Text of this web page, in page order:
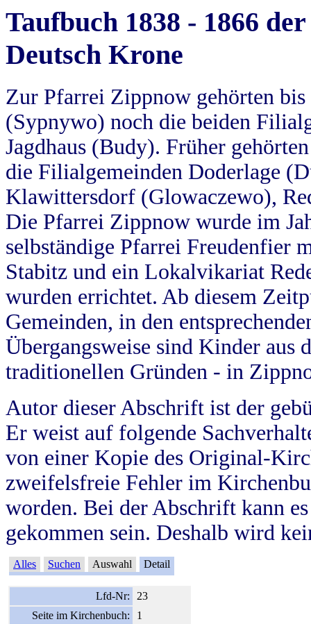
Taufbuch 1838 - 1866
Deutsch Krone
Zur Pfarrei Zippnow gehörten
(Sypnywo) noch die beiden
Jagdhaus (Budy). Früher
die Filialgemeinden Doderlage
Klawittersdorf (Glowaczewo),
Die Pfarrei Zippnow wurde im
selbständige Pfarrei Freudenfier
Stabitz und ein Lokalvikariat
wurden errichtet. Ab diesem
Gemeinden, in den
Übergangsweise sind Kinder aus
traditionellen Gründen - in
Autor dieser Abschrift ist der
Er weist auf folgende
von einer Kopie des Original-
zweifelsfreie Fehler im
worden. Bei der Abschrift kann
gekommen sein. Deshalb wird
Alles Suchen Auswahl Detail
Lfd-Nr:
23
Seite im Kirchenbuch:
1